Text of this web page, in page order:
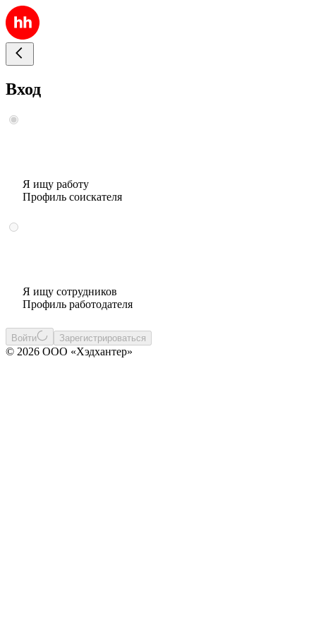
Вход
Я ищу работу
Профиль соискателя
Я ищу сотрудников
Профиль работодателя
Войти Зарегистрироваться
© 2026 ООО «Хэдхантер»